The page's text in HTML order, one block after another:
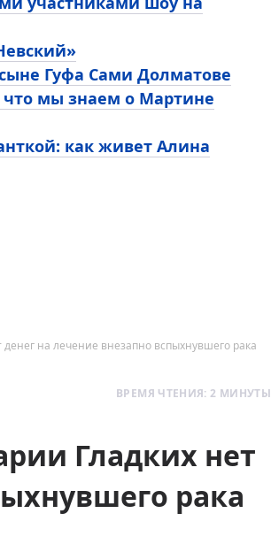
Гуфа Сами Долматове
что мы знаем о Мартине
как живет Алина
на лечение внезапно вспыхнувшего рака
ВРЕМЯ ЧТЕНИЯ: 2 МИНУТЫ
Гладких нет
рака